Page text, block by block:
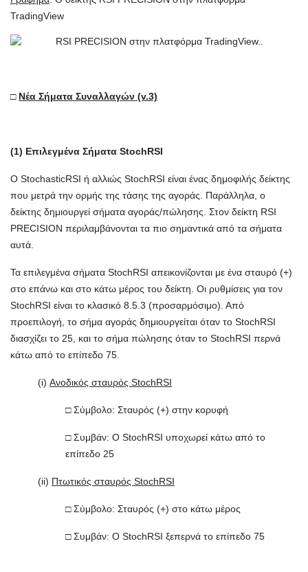
TradingView
□ Νέα Σήματα Συναλλαγών (v.3)
(1) Επιλεγμένα Σήματα StochRSI
O StochasticRSI ή αλλιώς StochRSI είναι ένας δημοφιλής δείκτης
που μετρά την ορμής της τάσης της αγοράς. Παράλληλα, ο
δείκτης δημιουργεί σήματα αγοράς/πώλησης. Στον δείκτη RSI
PRECISION περιλαμβάνονται τα πιο σημαντικά από τα σήματα
αυτά.
Τα επιλεγμένα σήματα StochRSI απεικονίζονται με ένα σταυρό (+)
στο επάνω και στο κάτω μέρος του δείκτη. Οι ρυθμίσεις για τον
StochRSI είναι το κλασικό 8.5.3 (προσαρμόσιμο). Από
προεπιλογή, το σήμα αγοράς δημιουργείται όταν το StochRSI
διασχίζει το 25, και το σήμα πώλησης όταν το StochRSI περνά
κάτω από το επίπεδο 75.
(i) Ανοδικός σταυρός StochRSI
□ Σύμβολο: Σταυρός (+) στην κορυφή
□ Συμβάν: Ο StochRSI υποχωρεί κάτω από το
επίπεδο 25
(ii) Πτωτικός σταυρός StochRSI
□ Σύμβολο: Σταυρός (+) στο κάτω μέρος
□ Συμβάν: Ο StochRSI ξεπερνά το επίπεδο 75